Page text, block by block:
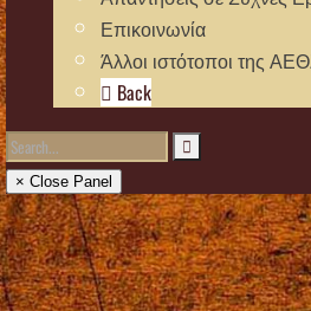
Επικοινωνία
Άλλοι ιστότοποι της
Back
× Close Panel